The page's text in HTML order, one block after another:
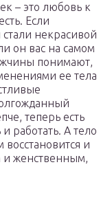
– это любовь к
Если
некрасивой
он вас на самом
понимают,
ее тела
теперь есть
работать. А тело
и
и женственным,